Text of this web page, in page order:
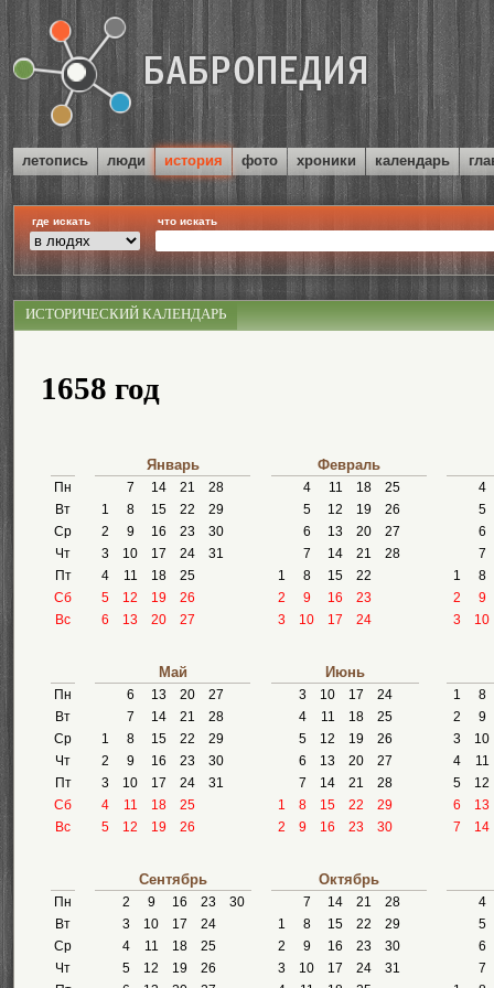
летопись люди история фото хроники календарь
где искать что искать
ИСТОРИЧЕСКИЙ КАЛЕНДАРЬ
1658 год
Пн
Вт
Ср
Чт
Пт
Сб
Вс
Январь
7 14 21
28
1
8 15 22
29
2
9 16 23
30
3
10 17 24
31
4
11 18
25
5
12 19
26
6
13 20 27
Февраль
4 11 18
25
5
12 19
26
6
13 20
27
7
14 21
28
1
8 15
22
2
9 16
23
3
10 17 24
4
5
6
7
1
8
2
9
3
10
Пн
Вт
Ср
Чт
Пт
Сб
Вс
Май
6 13 20
27
7
14 21
28
1
8 15 22
29
2
9 16 23
30
3
10 17 24
31
4
11 18
25
5
12 19 26
Июнь
3 10 17
24
4
11 18
25
5
12 19
26
6
13 20
27
7
14 21
28
1
8 15 22
29
2
9 16 23 30
1
8
2
9
3
10
4
11
5
12
6
13
7
14
Пн
Вт
Ср
Чт
Сентябрь
2 9 16 23
30
3
10 17
24
4
11 18
25
5
12 19
26
Октябрь
7 14 21
28
1
8 15 22
29
2
9 16 23
30
3
10 17 24
31
4
5
6
7